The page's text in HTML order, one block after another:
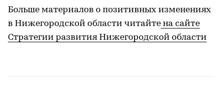
Больше материалов о позитивных изменениях
в Нижегородской области читайте на сайте
Стратегии развития Нижегородской области